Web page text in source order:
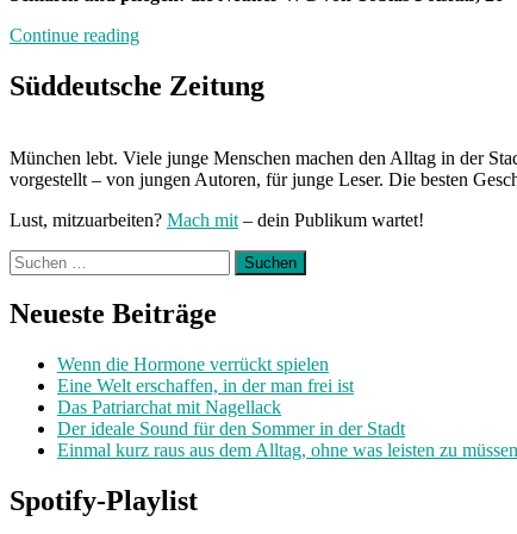
Continue reading„Inklusives
mit
Katze“
Süddeutsche Zeitung
München lebt. Viele junge Menschen machen den Alltag in der
vorgestellt – von jungen Autoren, für junge Leser. Die besten
Lust, mitzuarbeiten? Mach mit – dein Publikum wartet!
Suchen
nach:
Neueste Beiträge
Wenn die Hormone verrückt spielen
Eine Welt erschaffen, in der man frei ist
Das Patriarchat mit Nagellack
Der ideale Sound für den Sommer in der Stadt
Einmal kurz raus aus dem Alltag, ohne was leisten zu müssen
Spotify-Playlist